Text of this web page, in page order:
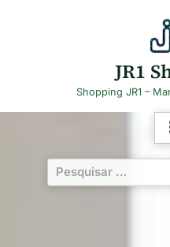
JR1
Shopping JR1 –
Pesquisar
por: